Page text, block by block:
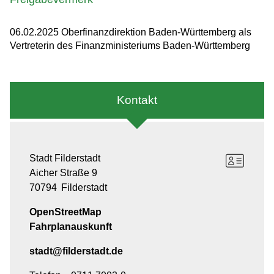
06.02.2025 Oberfinanzdirektion Baden-Württemberg als
Vertreterin des Finanzministeriums Baden-Württemberg
Kontakt
Stadt Filderstadt
Aicher Straße 9
70794 Filderstadt
OpenStreetMap
Fahrplanauskunft
stadt@filderstadt.de